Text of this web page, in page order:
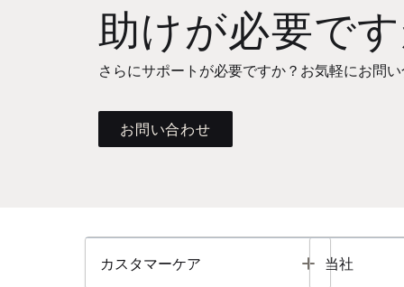
助けが必要で
さらにサポートが必要ですか？お気軽にお問
お問い合わせ
カスタマーケア Toggle
当社